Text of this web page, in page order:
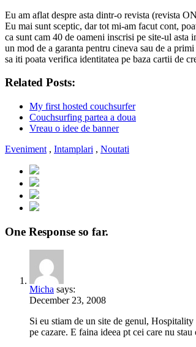
Eu am aflat despre asta dintr-o revista (revista
Eu mai sunt sceptic, dar tot mi-am facut cont,
ca sunt cam 40 de oameni inscrisi pe site-ul
un mod de a garanta pentru cineva sau de a
sa iti poata verifica identitatea pe baza cartii de
Related Posts:
My first hosted couchsurfer
Couchsurfing partea a doua
Vreau o idee de banner
Eveniment , Intamplari , Noutati
One Response so far.
Micha says:
December 23, 2008
Si eu stiam de un site de genul,
pe cazare. E faina ideea pt cei care nu